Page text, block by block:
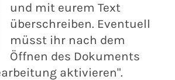
und mit eurem Text
überschreiben. Eventuell
müsst ihr nach dem
Öffnen des Dokuments
aktivieren".